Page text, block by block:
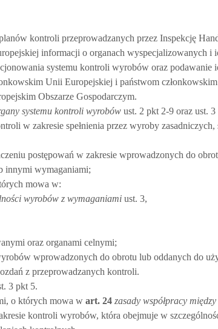
kontroli przeprowadzanych przez Inspekcję
informacji o organach wyspecjalizowanych i
systemu kontroli wyrobów oraz podawanie
Unii Europejskiej i pańs­twom
Obszarze Gospodarczym.
systemu kontroli wyrobów ust. 2 pkt 2-9 oraz ust.
w zakresie spełnienia przez wyroby zasadniczych,
postępowań w zakresie wprowadzonych do
innymi wymaganiami;
mowa w:
wyrobów z wymaganiami ust. 3,
oraz organami celnymi;
wprowadzonych do obrotu lub oddanych do
z przeprowadzanych kontroli.
3 pkt 5.
o których mowa w art. 24 zasady współpracy
kontroli wyrobów, która obejmuje w